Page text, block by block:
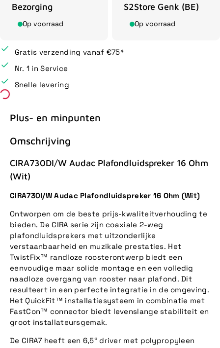
Bezorging
Op voorraad
S2Store Genk (BE)
Op voorraad
Gratis verzending vanaf €75*
Nr. 1 in Service
Snelle levering
Plus- en minpunten
Omschrijving
CIRA730DI/W Audac Plafondluidspreker 16 Ohm
(Wit)
CIRA730I/W Audac Plafondluidspreker 16 Ohm (Wit)
Ontworpen om de beste prijs-kwaliteitverhouding te
bieden. De CIRA serie zijn coaxiale 2-weg
plafondluidsprekers met uitzonderlijke
verstaanbaarheid en muzikale prestaties. Het
TwistFix™ randloze roosterontwerp biedt een
eenvoudige maar solide montage en een volledig
naadloze overgang van rooster naar plafond. Dit
resulteert in een perfecte integratie in de omgeving.
Het QuickFit™ installatiesysteem in combinatie met
FastCon™ connector biedt levenslange stabiliteit en
groot installateursgemak.
De CIRA7 heeft een 6,5“ driver met polypropyleen